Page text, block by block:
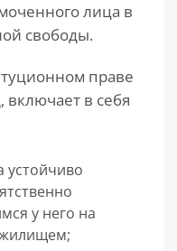
лица в
свободы.
праве
в себя
устойчиво
у него на